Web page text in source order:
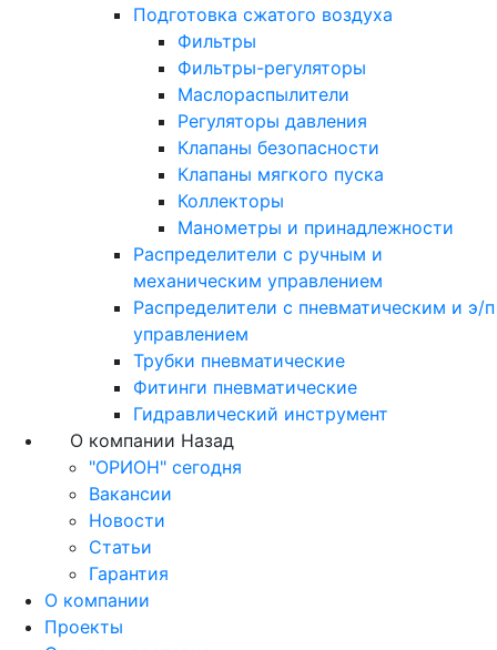
Подготовка сжатого воздуха
Фильтры
Фильтры-регуляторы
Маслораспылители
Регуляторы давления
Клапаны безопасности
Клапаны мягкого пуска
Коллекторы
Манометры и принадлежности
Распределители с ручным и
механическим управлением
Распределители с пневматическим и э/п
управлением
Трубки пневматические
Фитинги пневматические
Гидравлический инструмент
О компании Назад
"ОРИОН" сегодня
Вакансии
Новости
Статьи
Гарантия
О компании
Проекты